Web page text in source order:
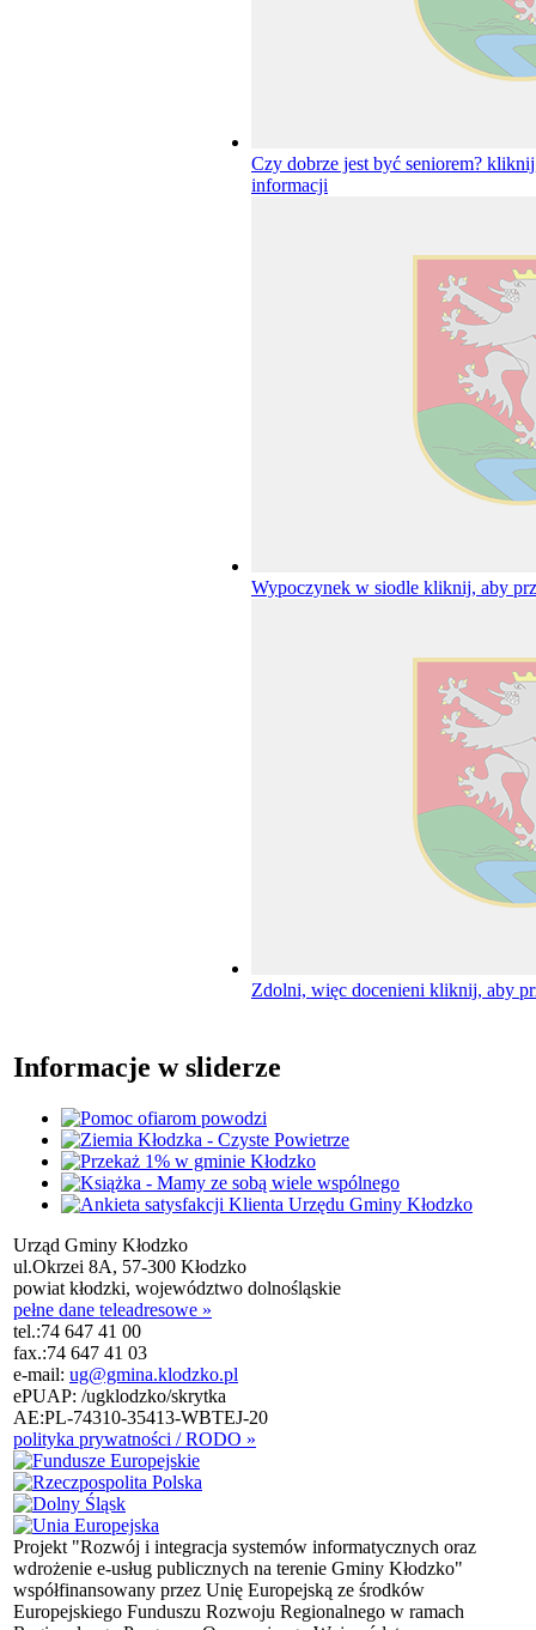
Czy dobrze jest być seniorem?
informacji
Wypoczynek w siodle kliknij, aby
Zdolni, więc docenieni kliknij, aby
Informacje w sliderze
Urząd Gminy Kłodzko
ul.Okrzei 8A, 57-300 Kłodzko
powiat kłodzki, województwo dolnośląskie
pełne dane teleadresowe »
tel.:74 647 41 00
fax.:74 647 41 03
e-mail: ug@gmina.klodzko.pl
ePUAP: /ugklodzko/skrytka
AE:PL-74310-35413-WBTEJ-20
polityka prywatności / RODO »
Projekt "Rozwój i integracja systemów informatycznych oraz
wdrożenie e-usług publicznych na terenie Gminy Kłodzko"
współfinansowany przez Unię Europejską ze środków
Europejskiego Funduszu Rozwoju Regionalnego w ramach